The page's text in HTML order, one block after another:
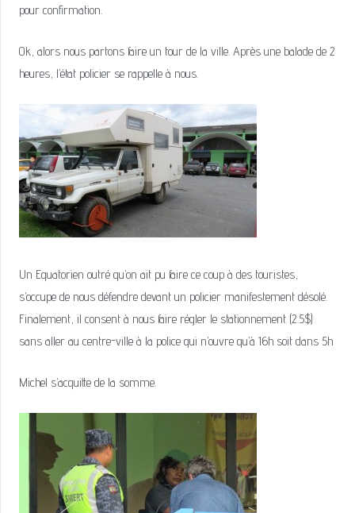
pour confirmation.
Ok, alors nous partons faire un tour de la ville. Après une balade de 2
heures, l’état policier se rappelle à nous.
Un Equatorien outré qu’on ait pu faire ce coup à des touristes,
s’occupe de nous défendre devant un policier manifestement désolé.
Finalement, il consent à nous faire régler le stationnement (2.5$)
sans aller au centre-ville à la police qui n’ouvre qu’à 16h soit dans 5h
Michel s’acquitte de la somme.